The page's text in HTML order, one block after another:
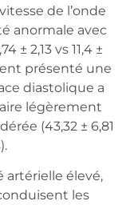
de l’onde
anormale avec
± 2,13 vs 11,4 ±
présenté une
diastolique a
légèrement
(43,32 ± 6,81
élevé,
les